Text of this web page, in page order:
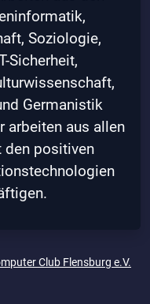
Soziologie,
Sicherheit,
Germanistik
arbeiten aus allen
den positiven
Club Flensburg e.V.